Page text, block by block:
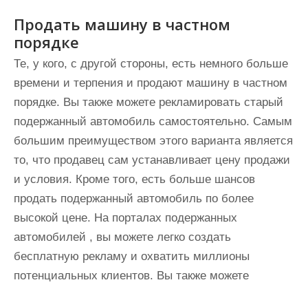
Продать машину в частном
порядке
Те, у кого, с другой стороны, есть немного больше
времени и терпения и продают машину в частном
порядке. Вы также можете рекламировать старый
подержанный автомобиль самостоятельно. Самым
большим преимуществом этого варианта является
то, что продавец сам устанавливает цену продажи
и условия. Кроме того, есть больше шансов
продать подержанный автомобиль по более
высокой цене. На порталах подержанных
автомобилей , вы можете легко создать
бесплатную рекламу и охватить миллионы
потенциальных клиентов. Вы также можете